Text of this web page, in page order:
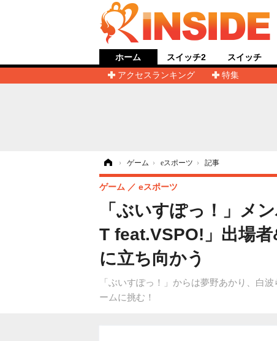
ホーム
アクセスランキング
特集
スイッチ2 スイッチ
› ゲーム › eスポーツ › 記事
「ぶいすぽっ！」メ
T feat.VSPO!」出場
に立ち向かう
「ぶいすぽっ！」からは夢野あかり、白
ームに挑む！
ゲーム eスポーツ